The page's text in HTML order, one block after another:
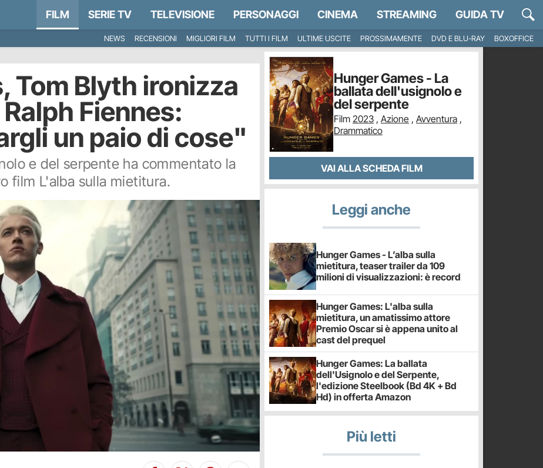
FILM SERIE TV TELEVISIONE PERSONAGGI CINEMA STREAMING GUIDA TV
NEWS RECENSIONI MIGLIORI FILM TUTTI I FILM ULTIME USCITE PROSSIMAMENTE DVD E BLU-RAY
BOXOFFICE
Tom Blyth ironizza
Fiennes:
un paio di cose"
e del serpente ha commentato la
film L'alba sulla mietitura.
Hunger Games - La
ballata dell'usignolo e
del serpente
Film 2023 , Azione , Avventura ,
Drammatico
VAI ALLA SCHEDA FILM
Leggi anche
Hunger Games - L’alba sulla
mietitura, teaser trailer da 109
milioni di visualizzazioni: è record
Hunger Games: L'alba sulla
mietitura, un amatissimo attore
Premio Oscar si è appena unito al
cast del prequel
Hunger Games: La ballata
dell'Usignolo e del Serpente,
l'edizione Steelbook (Bd 4K + Bd
Hd) in offerta Amazon
Più letti